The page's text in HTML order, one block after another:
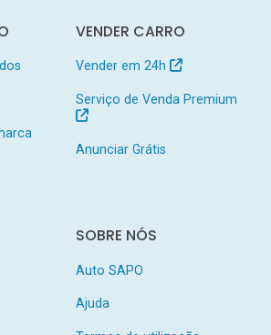
VENDER CARRO
Vender em 24h
Serviço de Venda Premium
Anunciar Grátis
SOBRE NÓS
Auto SAPO
Ajuda